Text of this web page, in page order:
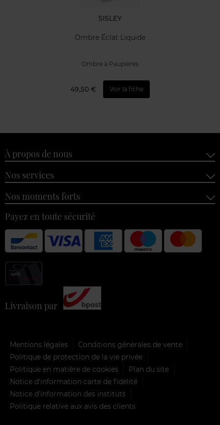
SISLEY
Ombre Éclat Liquide
Ombre à Paupières
49,50 € Voir la fiche
À propos de nous
Nos services
Nos moments forts
Payez en toute sécurité
Livraison par
Mentions légales
Conditions générales de vente
Politique de protection de la vie privée
Politique en matière de cookies
Plan du site
Notice d'information carte de fidélité
Notice d’information des instituts
Politique relative aux avis des clients